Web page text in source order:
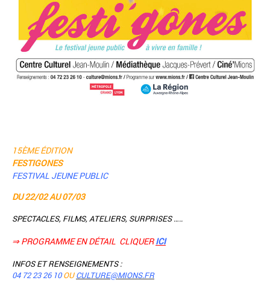
15ÈME ÉDITION
FESTIGONES
FESTIVAL JEUNE PUBLIC
DU 22/02 AU 07/03
SPECTACLES, FILMS, ATELIERS, SURPRISES …..
⇒ PROGRAMME EN DÉTAIL CLIQUERICI
INFOS ET RENSEIGNEMENTS :
04 72 23 26 10 OU CULTURE@MIONS.FR